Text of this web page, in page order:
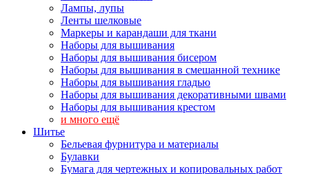
Лампы, лупы
Ленты шелковые
Маркеры и карандаши для ткани
Наборы для вышивания
Наборы для вышивания бисером
Наборы для вышивания в смешанной технике
Наборы для вышивания гладью
Наборы для вышивания декоративными швами
Наборы для вышивания крестом
и много ещё
Шитье
Бельевая фурнитура и материалы
Булавки
Бумага для чертежных и копировальных работ